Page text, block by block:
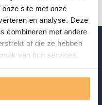
site met onze
en analyse. Deze
combineren met andere
of die ze hebben
van hun services.